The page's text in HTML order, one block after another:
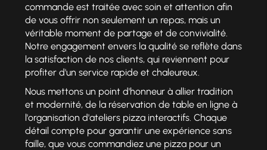
commande est traitée avec soin et attention afin
de vous offrir non seulement un repas, mais un
véritable moment de partage et de convivialité.
Notre engagement envers la qualité se reflète dans
la satisfaction de nos clients, qui reviennent pour
profiter d'un service rapide et chaleureux.
Nous mettons un point d'honneur à allier tradition
et modernité, de la réservation de table en ligne à
l'organisation d'ateliers pizza interactifs. Chaque
détail compte pour garantir une expérience sans
faille, que vous commandiez une pizza pour un